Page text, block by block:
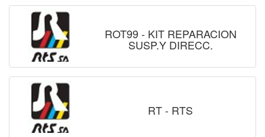
ROT99 - KIT REPARACION
SUSP.Y DIRECC.
RT - RTS